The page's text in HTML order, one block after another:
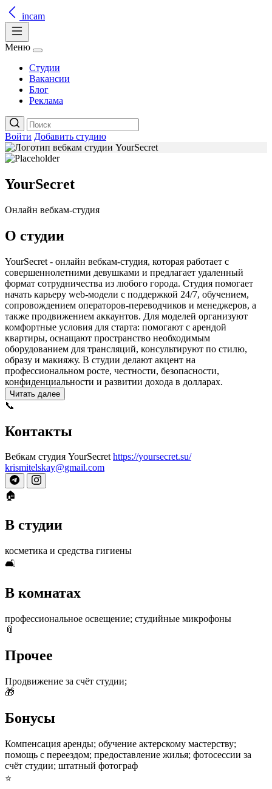
incam
Меню
Студии
Вакансии
Блог
Реклама
Войти Добавить студию
YourSecret
Онлайн вебкам-студия
О студии
YourSecret - онлайн вебкам-студия, которая работает с
совершеннолетними девушками и предлагает удаленный
формат сотрудничества из любого города. Студия помогает
начать карьеру web-модели с поддержкой 24/7, обучением,
сопровождением операторов-переводчиков и менеджеров, а
также продвижением аккаунтов. Для моделей организуют
комфортные условия для старта: помогают с арендой
квартиры, оснащают пространство необходимым
оборудованием для трансляций, консультируют по стилю,
образу и макияжу. В студии делают акцент на
профессиональном росте, честности, безопасности,
конфиденциальности и развитии дохода в долларах.
Читать далее
📞
Контакты
Вебкам студия YourSecret https://yoursecret.su/
krismitelskay@gmail.com
🏠
В студии
косметика и средства гигиены
🛋
В комнатах
профессиональное освещение; студийные микрофоны
📎
Прочее
Продвижение за счёт студии;
🎁
Бонусы
Компенсация аренды; обучение актерскому мастерству;
помощь с переездом; предоставление жилья; фотосессии за
счёт студии; штатный фотограф
⭐